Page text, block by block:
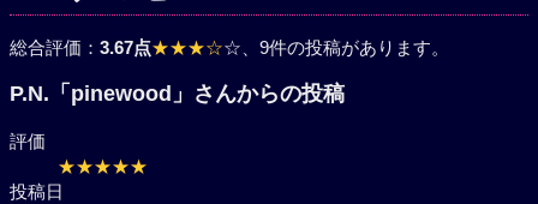
総合評価： 3.67点★★★☆☆、9件の投稿があります。
評価
★★★★★